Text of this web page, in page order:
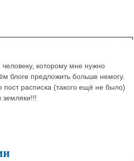
которому мне нужно
блоге предложить больше немогу.
расписка (такого ещё не было)